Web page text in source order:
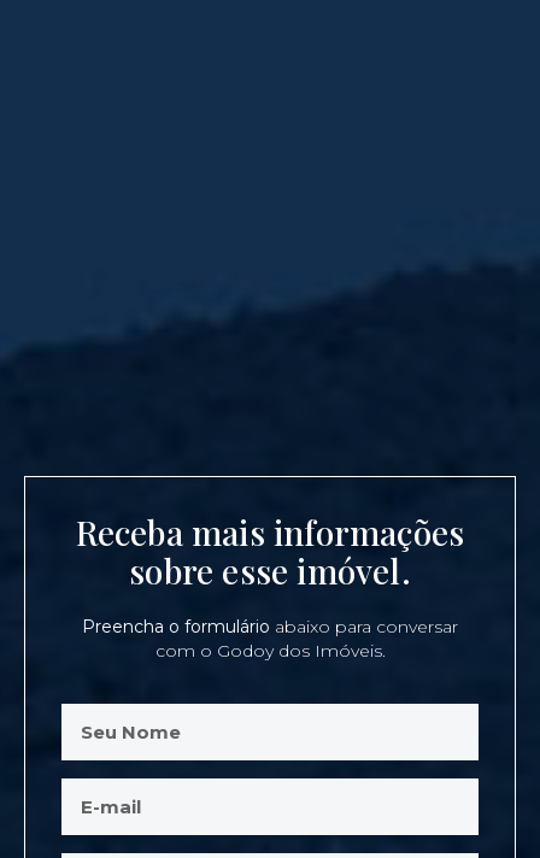
Receba mais informações
sobre esse imóvel.
Preencha o formulário abaixo para conversar
com o Godoy dos Imóveis.